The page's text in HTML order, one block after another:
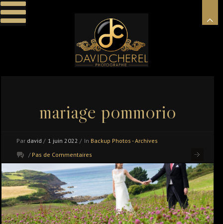
mariage pommorio
Par david / 1 juin 2022 / In Backup Photos - Archives
/ Pas de Commentaires